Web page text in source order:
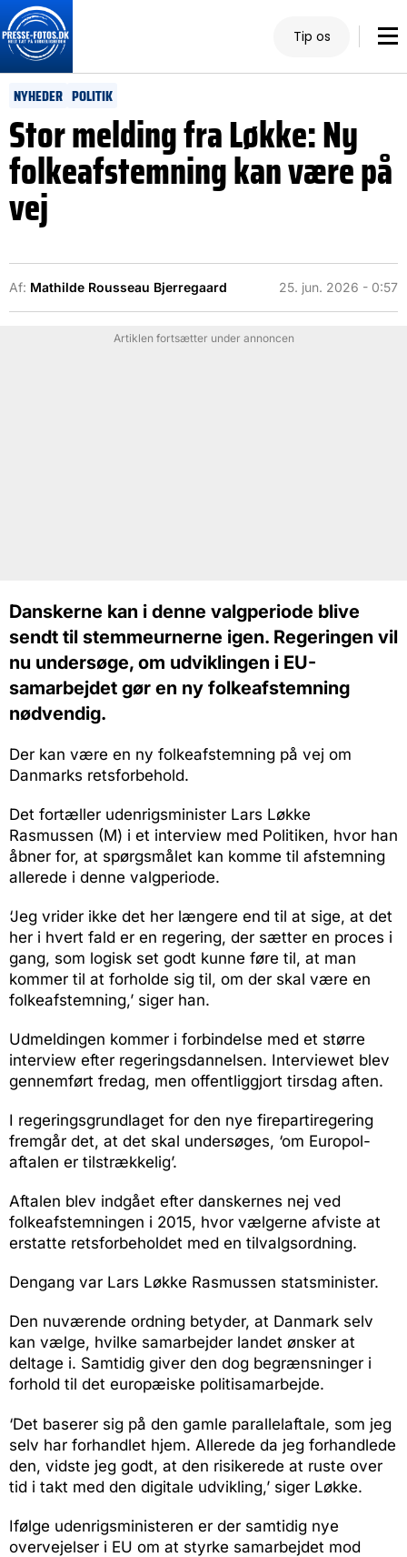
Tip os
NYHEDER POLITIK
Stor melding fra Løkke: Ny
folkeafstemning kan være på
vej
Af: Mathilde Rousseau Bjerregaard 25. jun. 2026 - 0:57
Artiklen fortsætter under annoncen
Danskerne kan i denne valgperiode blive
sendt til stemmeurnerne igen. Regeringen vil
nu undersøge, om udviklingen i EU-
samarbejdet gør en ny folkeafstemning
nødvendig.
Der kan være en ny folkeafstemning på vej om
Danmarks retsforbehold.
Det fortæller udenrigsminister Lars Løkke
Rasmussen (M) i et interview med Politiken, hvor han
åbner for, at spørgsmålet kan komme til afstemning
allerede i denne valgperiode.
‘Jeg vrider ikke det her længere end til at sige, at det
her i hvert fald er en regering, der sætter en proces i
gang, som logisk set godt kunne føre til, at man
kommer til at forholde sig til, om der skal være en
folkeafstemning,’ siger han.
Udmeldingen kommer i forbindelse med et større
interview efter regeringsdannelsen. Interviewet blev
gennemført fredag, men offentliggjort tirsdag aften.
I regeringsgrundlaget for den nye firepartiregering
fremgår det, at det skal undersøges, ‘om Europol-
aftalen er tilstrækkelig’.
Aftalen blev indgået efter danskernes nej ved
folkeafstemningen i 2015, hvor vælgerne afviste at
erstatte retsforbeholdet med en tilvalgsordning.
Dengang var Lars Løkke Rasmussen statsminister.
Den nuværende ordning betyder, at Danmark selv
kan vælge, hvilke samarbejder landet ønsker at
deltage i. Samtidig giver den dog begrænsninger i
forhold til det europæiske politisamarbejde.
‘Det baserer sig på den gamle parallelaftale, som jeg
selv har forhandlet hjem. Allerede da jeg forhandlede
den, vidste jeg godt, at den risikerede at ruste over
tid i takt med den digitale udvikling,’ siger Løkke.
Ifølge udenrigsministeren er der samtidig nye
overvejelser i EU om at styrke samarbejdet mod